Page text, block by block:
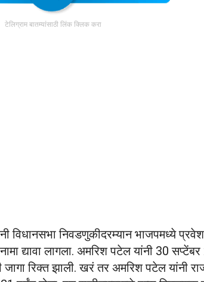
टेलिग्राम बातम्यांसाठी लिंक क्लिक करा
निवडणुकीदरम्यान भाजपमध्ये प्रवेश
द्यावा लागला. अमरिश पटेल यांनी 30
जागा रिक्त झाली. खरं तर अमरिश पटेल यांनी